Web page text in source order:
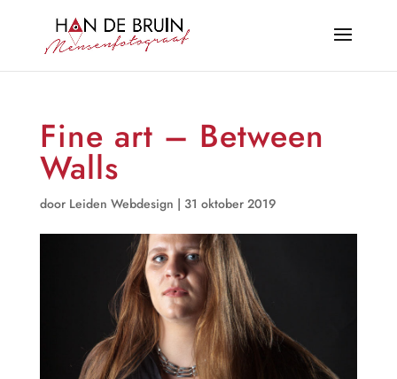
Fine art – Between
Walls
door Leiden Webdesign | 31 oktober 2019